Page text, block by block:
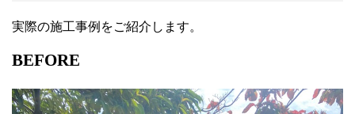
実際の施工事例をご紹介します。
BEFORE